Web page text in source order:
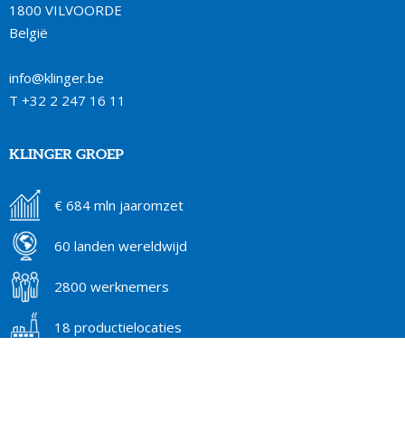
1800 VILVOORDE
België
info@klinger.be
T +32 2 247 16 11
KLINGER GROEP
€ 684 mln jaaromzet
60 landen wereldwijd
2800 werknemers
18 productielocaties